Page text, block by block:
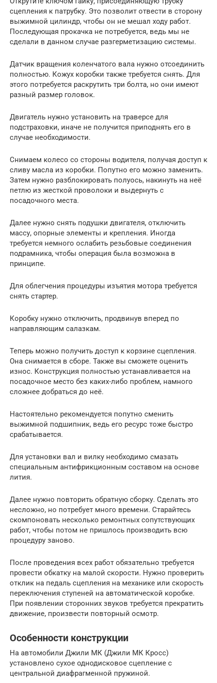
сцепления к патрубку. Это позволит отвести в сторону
выжимной цилиндр, чтобы он не мешал ходу работ.
Последующая прокачка не потребуется, ведь мы не
сделали в данном случае разгерметизацию системы.
Датчик вращения коленчатого вала нужно отсоединить
полностью. Кожух коробки также требуется снять. Для
этого потребуется раскрутить три болта, но они имеют
разный размер головок.
Двигатель нужно установить на траверсе для
подстраховки, иначе не получится приподнять его в
случае необходимости.
Снимаем колесо со стороны водителя, получая доступ к
сливу масла из коробки. Попутно его можно заменить.
Затем нужно разблокировать полуось, накинуть на неё
петлю из жесткой проволоки и выдернуть с
посадочного места.
Далее нужно снять подушки двигателя, отключить
массу, опорные элементы и крепления. Иногда
требуется немного ослабить резьбовые соединения
подрамника, чтобы операция была возможна в
принципе.
Для облегчения процедуры изъятия мотора требуется
снять стартер.
Коробку нужно отключить, продвинув вперед по
направляющим салазкам.
Теперь можно получить доступ к корзине сцепления.
Она снимается в сборе. Также вы сможете оценить
износ. Конструкция полностью устанавливается на
посадочное место без каких-либо проблем, намного
сложнее добраться до неё.
Настоятельно рекомендуется попутно сменить
выжимной подшипник, ведь его ресурс тоже быстро
срабатывается.
Для установки вал и вилку необходимо смазать
специальным антифрикционным составом на основе
лития.
Далее нужно повторить обратную сборку. Сделать это
несложно, но потребует много времени. Старайтесь
скомпоновать несколько ремонтных сопутствующих
работ, чтобы потом не пришлось производить всю
процедуру заново.
После проведения всех работ обязательно требуется
провести обкатку на малой скорости. Нужно проверить
отклик на педаль сцепления на механике или скорость
переключения ступеней на автоматической коробке.
При появлении сторонних звуков требуется прекратить
движение, произвести повторный осмотр.
Особенности конструкции
На автомобили Джили МК (Джили МК Кросс)
установлено сухое однодисковое сцепление с
центральной диафрагменной пружиной.